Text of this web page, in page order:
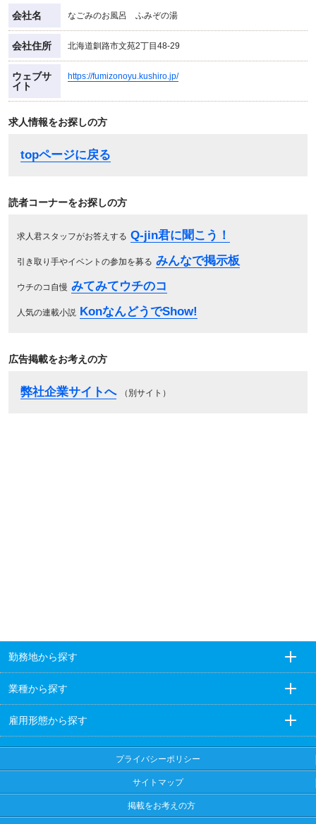
会社名 なごみのお風呂 ふみぞの湯
会社住所 北海道釧路市文苑2丁目48-29
ウェブサ
イト
https://fumizonoyu.kushiro.jp/
求人情報をお探しの方
topページに戻る
読者コーナーをお探しの方
求人君スタッフがお答えする Q-jin君に聞こう！
引き取り手やイベントの参加を募る みんなで掲示板
ウチのコ自慢 みてみてウチのコ
人気の連載小説 KonなんどうでShow!
広告掲載をお考えの方
弊社企業サイトへ （別サイト）
勤務地から探す
業種から探す
雇用形態から探す
プライバシーポリシー
サイトマップ
掲載をお考えの方